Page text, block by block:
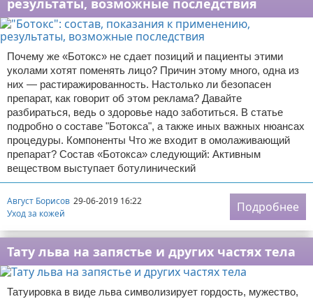
результаты, возможные последствия
Почему же «Ботокс» не сдает позиций и пациенты этими
уколами хотят поменять лицо? Причин этому много, одна из
них — растиражированность. Настолько ли безопасен
препарат, как говорит об этом реклама? Давайте
разбираться, ведь о здоровье надо заботиться. В статье
подробно о составе "Ботокса", а также иных важных нюансах
процедуры. Компоненты Что же входит в омолаживающий
препарат? Состав «Ботокса» следующий: Активным
веществом выступает ботулинический
Август Борисов 29-06-2019 16:22
Уход за кожей
Подробнее
Тату льва на запястье и других частях тела
Татуировка в виде льва символизирует гордость, мужество,